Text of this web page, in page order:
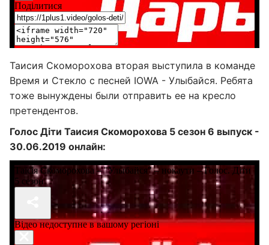
Таисия Скоморохова вторая выступила в команде
Время и Стекло с песней IOWA - Улыбайся. Ребята
тоже вынуждены были отправить ее на кресло
претендентов.
Голос Діти Таисия Скоморохова 5 сезон 6 выпуск -
30.06.2019 онлайн: